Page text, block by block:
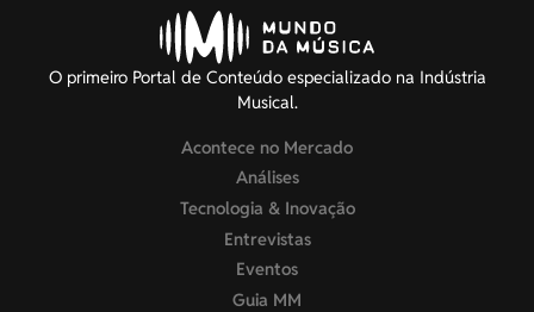
O primeiro Portal de Conteúdo especializado na Indústria
Musical.
Acontece no Mercado
Análises
Tecnologia & Inovação
Entrevistas
Eventos
Guia MM